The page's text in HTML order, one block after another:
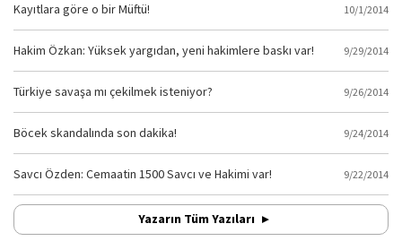
Kayıtlara göre o bir Müftü! 10/1/2014
Hakim Özkan: Yüksek yargıdan, yeni hakimlere baskı var! 9/29/2014
Türkiye savaşa mı çekilmek isteniyor? 9/26/2014
Böcek skandalında son dakika! 9/24/2014
Savcı Özden: Cemaatin 1500 Savcı ve Hakimi var! 9/22/2014
Yazarın Tüm Yazıları